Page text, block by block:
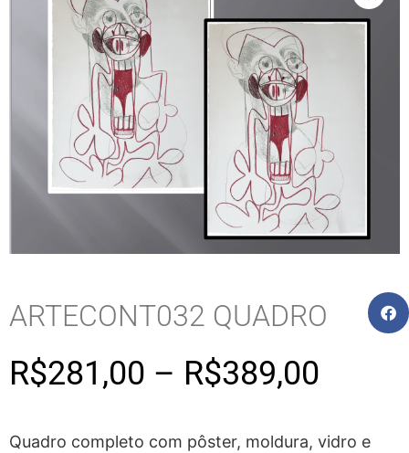
ARTECONT032 QUADRO
R$281,00 – R$389,00
Quadro completo com pôster, moldura, vidro e